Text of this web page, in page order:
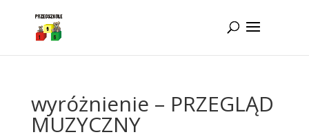
wyróżnienie – PRZEGLĄD
MUZYCZNY